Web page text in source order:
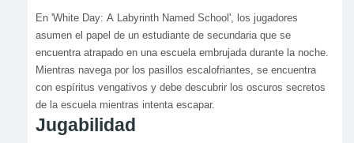
En 'White Day: A Labyrinth Named School', los jugadores
asumen el papel de un estudiante de secundaria que se
encuentra atrapado en una escuela embrujada durante la noche.
Mientras navega por los pasillos escalofriantes, se encuentra
con espíritus vengativos y debe descubrir los oscuros secretos
de la escuela mientras intenta escapar.
Jugabilidad